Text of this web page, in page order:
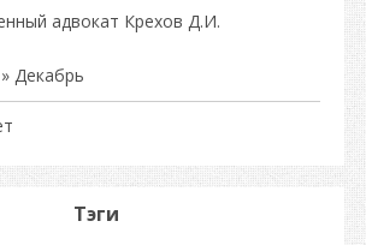
адвокат Крехов Д.И.
» Декабрь
Тэги